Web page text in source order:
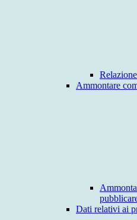
Ammontare
Dati relativi ai